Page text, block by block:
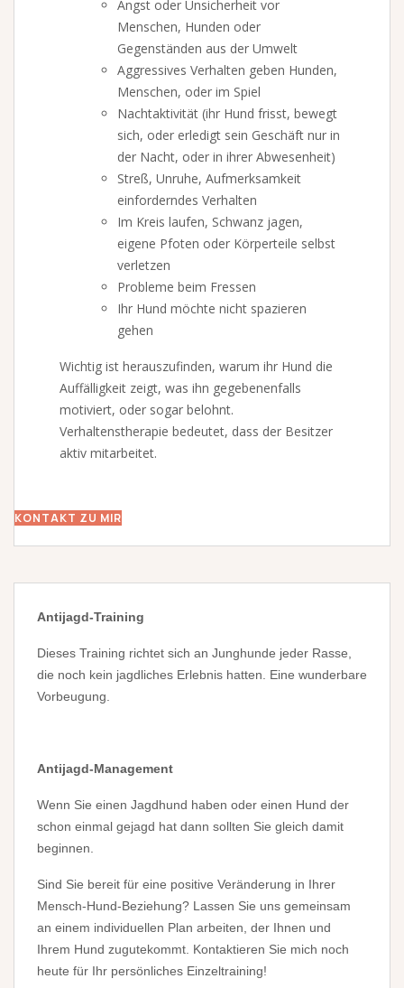
Angst oder Unsicherheit vor
Menschen, Hunden oder
Gegenständen aus der Umwelt
Aggressives Verhalten geben Hunden,
Menschen, oder im Spiel
Nachtaktivität (ihr Hund frisst, bewegt
sich, oder erledigt sein Geschäft nur in
der Nacht, oder in ihrer Abwesenheit)
Streß, Unruhe, Aufmerksamkeit
einforderndes Verhalten
Im Kreis laufen, Schwanz jagen,
eigene Pfoten oder Körperteile selbst
verletzen
Probleme beim Fressen
Ihr Hund möchte nicht spazieren
gehen
Wichtig ist herauszufinden, warum ihr Hund die
Auffälligkeit zeigt, was ihn gegebenenfalls
motiviert, oder sogar belohnt.
Verhaltenstherapie bedeutet, dass der Besitzer
aktiv mitarbeitet.
KONTAKT ZU MIR
Antijagd-Training
Dieses Training richtet sich an Junghunde jeder Rasse,
die noch kein jagdliches Erlebnis hatten. Eine wunderbare
Vorbeugung.
Antijagd-Management
Wenn Sie einen Jagdhund haben oder einen Hund der
schon einmal gejagd hat dann sollten Sie gleich damit
beginnen.
Sind Sie bereit für eine positive Veränderung in Ihrer
Mensch-Hund-Beziehung? Lassen Sie uns gemeinsam
an einem individuellen Plan arbeiten, der Ihnen und
Ihrem Hund zugutekommt. Kontaktieren Sie mich noch
heute für Ihr persönliches Einzeltraining!